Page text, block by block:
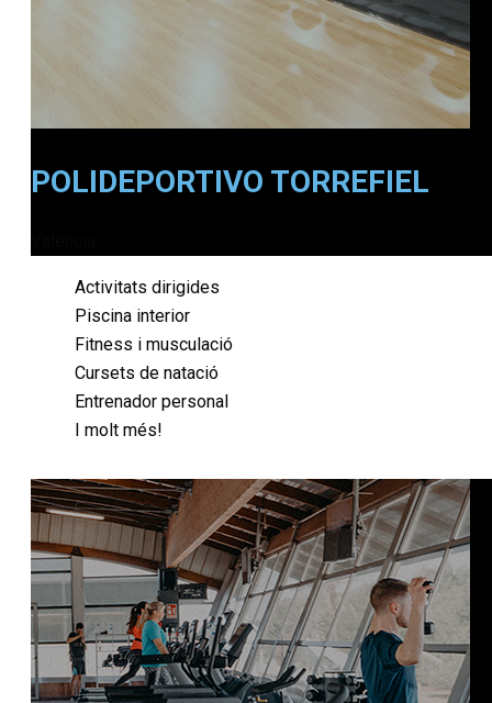
POLIDEPORTIVO TORREFIEL
Activitats dirigides
Piscina interior
Fitness i musculació
Cursets de natació
Entrenador personal
I molt més!